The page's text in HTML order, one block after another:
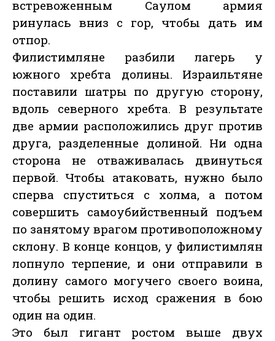
встревоженным Саулом армия
ринулась вниз с гор, чтобы дать им
отпор.
Филистимляне разбили лагерь у
южного хребта долины. Израильтяне
поставили шатры по другую сторону,
вдоль северного хребта. В результате
две армии расположились друг против
друга, разделенные долиной. Ни одна
сторона не отваживалась двинуться
первой. Чтобы атаковать, нужно было
сперва спуститься с холма, а потом
совершить самоубийственный подъем
по занятому врагом противоположному
склону. В конце концов, у филистимлян
лопнуло терпение, и они отправили в
долину самого могучего своего воина,
чтобы решить исход сражения в бою
один на один.
Это был гигант ростом выше двух